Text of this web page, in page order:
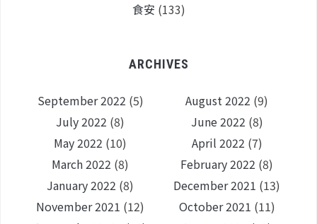
食安 (133)
ARCHIVES
September 2022 (5) August 2022 (9)
July 2022 (8) June 2022 (8)
May 2022 (10) April 2022 (7)
March 2022 (8) February 2022 (8)
January 2022 (8) December 2021 (13)
November 2021 (12) October 2021 (11)